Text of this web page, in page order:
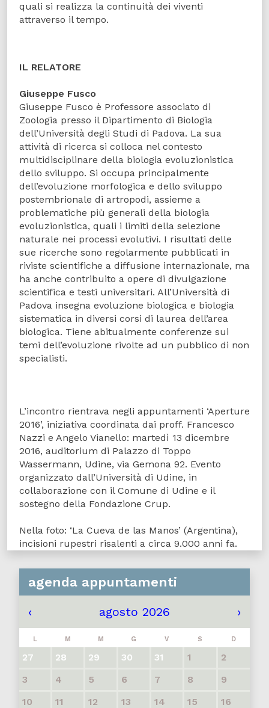
quali si realizza la continuità dei viventi
attraverso il tempo.
IL RELATORE
Giuseppe Fusco
Giuseppe Fusco è Professore associato di
Zoologia presso il Dipartimento di Biologia
dell’Università degli Studi di Padova. La sua
attività di ricerca si colloca nel contesto
multidisciplinare della biologia evoluzionistica
dello sviluppo. Si occupa principalmente
dell’evoluzione morfologica e dello sviluppo
postembrionale di artropodi, assieme a
problematiche più generali della biologia
evoluzionistica, quali i limiti della selezione
naturale nei processi evolutivi. I risultati delle
sue ricerche sono regolarmente pubblicati in
riviste scientifiche a diffusione internazionale, ma
ha anche contribuito a opere di divulgazione
scientifica e testi universitari. All’Università di
Padova insegna evoluzione biologica e biologia
sistematica in diversi corsi di laurea dell’area
biologica. Tiene abitualmente conferenze sui
temi dell’evoluzione rivolte ad un pubblico di non
specialisti.
L’incontro rientrava negli appuntamenti ‘Aperture
2016’, iniziativa coordinata dai proff. Francesco
Nazzi e Angelo Vianello: martedì 13 dicembre
2016, auditorium di Palazzo di Toppo
Wassermann, Udine, via Gemona 92. Evento
organizzato dall’Università di Udine, in
collaborazione con il Comune di Udine e il
sostegno della Fondazione Crup.
Nella foto: ‘La Cueva de las Manos’ (Argentina),
incisioni rupestri risalenti a circa 9.000 anni fa.
agenda appuntamenti
‹ agosto 2026 ›
L M M G V S D
27 28 29 30 31 1
2
3
4 5 6 7 8
9
10
11 12 13 14 15
16